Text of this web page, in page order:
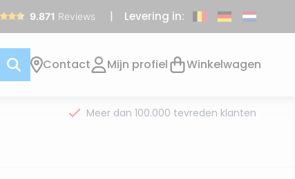
Levering in:
Contact Mijn profiel Winkelwagen
Meer dan 100.000 tevreden klanten